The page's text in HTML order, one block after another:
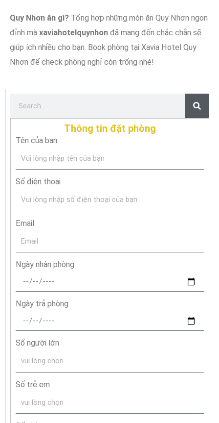
Quy Nhơn ăn gì? Tổng hợp những món ăn Quy Nhơn ngon
đỉnh mà xaviahotelquynhon đã mang đến chắc chắn sẽ
giúp ích nhiều cho bạn. Book phòng tại Xavia Hotel Quy
Nhơn để check phòng nghỉ còn trống nhé!
Thông tin đặt phòng
Tên của bạn
Số điện thoại
Email
Ngày nhận phòng
Ngày trả phòng
Số người lớn
Số trẻ em